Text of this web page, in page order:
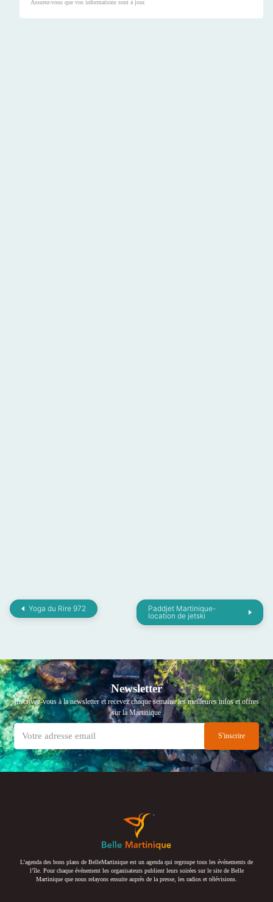
Assurez-vous que vos informations sont à jour.
Yoga du Rire 972
Paddjet Martinique-
location de jetski
Newsletter
Inscrivez-vous à la newsletter et recevez chaque semaine les meilleures infos et offres
sur la Martinique
L’agenda des bons plans de BelleMartinique est un agenda qui regroupe tous les événements de
l’île. Pour chaque événement les organisateurs publient leurs soirées sur le site de Belle
Martinique que nous relayons ensuite auprès de la presse, les radios et télévisions.